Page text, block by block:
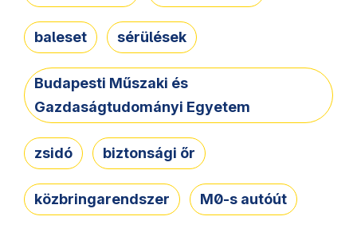
baleset sérülések
Budapesti Műszaki és
Gazdaságtudományi Egyetem
zsidó biztonsági őr
közbringarendszer M0-s autóút